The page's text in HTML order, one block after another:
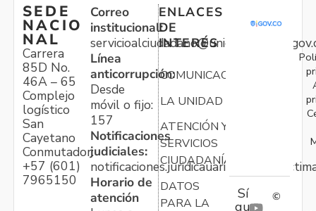
SEDE
NACIO
NAL
Carrera
85D No.
46A – 65
Complejo
logístico
San
Cayetano
Conmutador:
+57 (601)
7965150
Correo
institucional:
Línea
anticorrupción:
Desde
móvil o fijo:
157
Notificaciones
judiciales:
Horario de
atención
ENLACES
DE
INTERÉS
COMUNICACIONES
LA UNIDAD
ATENCIÓN Y
SERVICIOS
CIUDADANÍA
DATOS
PARA LA
Sí
gu
©